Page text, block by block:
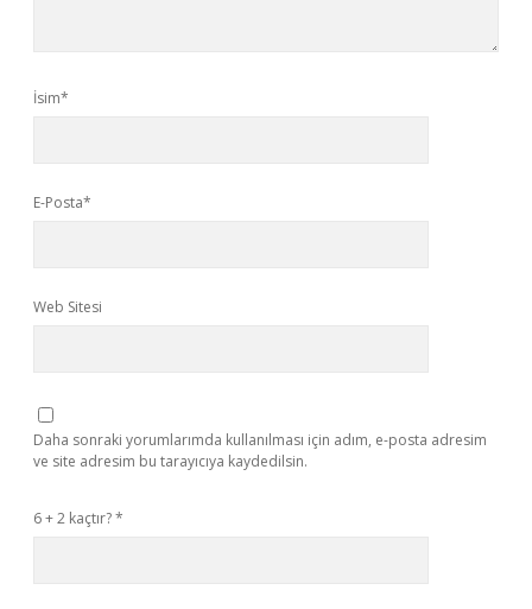
İsim*
E-Posta*
Web Sitesi
Daha sonraki yorumlarımda kullanılması için adım, e-posta adresim
ve site adresim bu tarayıcıya kaydedilsin.
6 + 2 kaçtır?*